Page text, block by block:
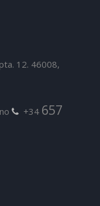
12. 46008,
+34 657